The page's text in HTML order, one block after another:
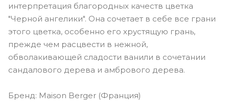
интерпретация благородных качеств цветка
"Черной ангелики". Она сочетает в себе все грани
этого цветка, особенно его хрустящую грань,
прежде чем расцвести в нежной,
обволакивающей сладости ванили в сочетании
сандалового дерева и амбрового дерева.
Бренд: Maison Berger (Франция)